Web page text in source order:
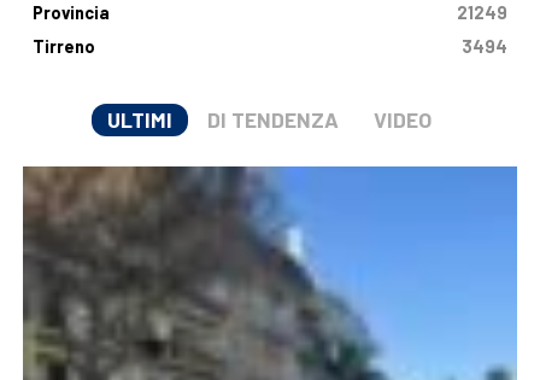
Provincia
21249
Tirreno
3494
ULTIMI DI TENDENZA VIDEO